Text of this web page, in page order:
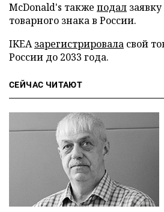
McDonald's также подал
товарного знака в России.
IKEAзарегистрировала свой
России до 2033 года.
СЕЙЧАС ЧИТАЮТ